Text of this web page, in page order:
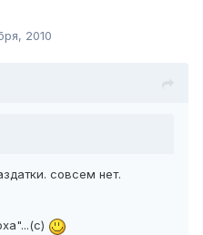
2010
совсем нет.